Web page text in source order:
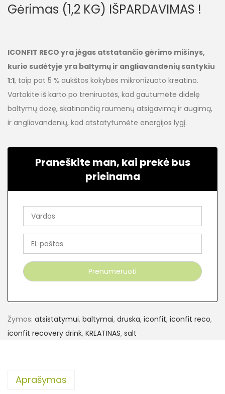
Gėrimas (1,2 KG) IŠPARDAVIMAS !
ICONFIT RECO yra jėgas atstatančio gėrimo mišinys,
kurio sudėtyje yra baltymų ir angliavandenių santykiu
1:1, taip pat 5 % aukštos kokybės mikronizuoto kreatino.
Vartokite iš karto po treniruotės, kad gautumėte didelę
baltymų dozę, skatinančią raumenų atsigavimą ir augimą,
ir angliavandenių, kad atstatytumėte energijos lygį.
Praneškite man, kai prekė bus
prieinama
Žymos: atsistatymui, baltymai, druska, iconfit, iconfit reco,
iconfit recovery drink, KREATINAS, salt
Aprašymas